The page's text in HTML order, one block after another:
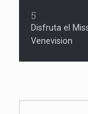
5
Disfruta el
Venevision